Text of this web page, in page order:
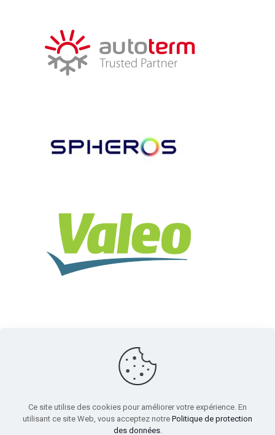
Ce site utilise des cookies pour améliorer votre expérience. En
utilisant ce site Web, vous acceptez notre Politique de protection
des données.